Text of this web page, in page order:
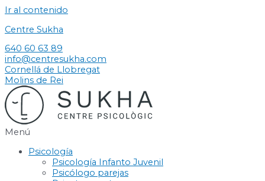
Ir al contenido
Centre Sukha
640 60 63 89
info@centresukha.com
Cornellá de Llobregat
Molins de Rei
Menú
Psicología
Psicología Infanto Juvenil
Psicólogo parejas